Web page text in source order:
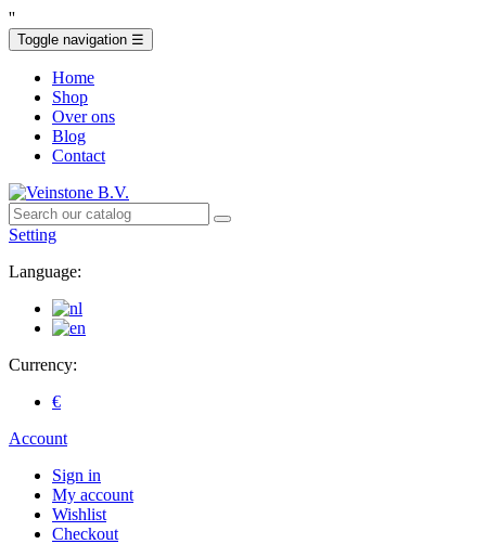
''
Toggle navigation ☰
Home
Shop
Over ons
Blog
Contact
Setting
Language:
Currency:
€
Account
Sign in
My account
Wishlist
Checkout